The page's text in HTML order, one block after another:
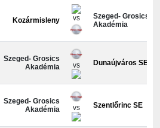
Kozármisleny vs
Szeged- Grosics
Akadémia
Szeged- Grosics
Akadémia
vs Dunaújváros SE
Szeged- Grosics
Akadémia
vs Szentlőrinc SE